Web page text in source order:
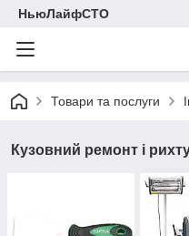
НьюЛайфСТО
Товари та послуги
Кузовний ремонт і